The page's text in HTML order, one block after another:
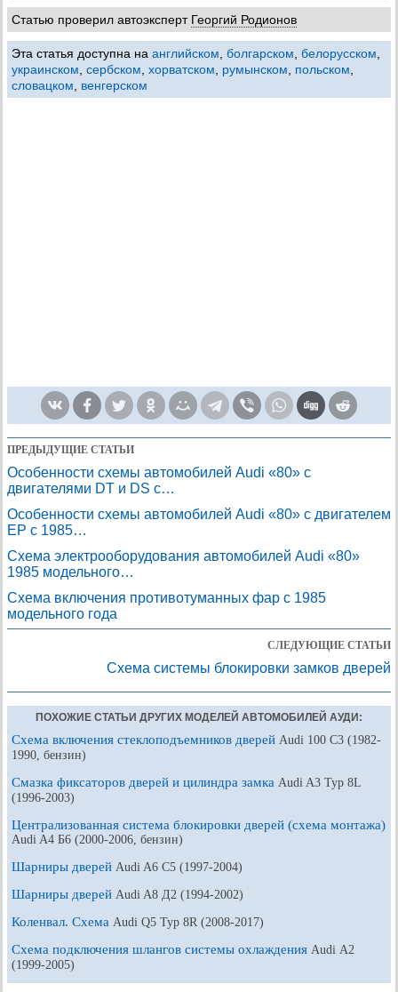
Статью проверил автоэксперт Георгий Родионов
Эта статья доступна на английском болгарском белорусском
украинском сербском хорватском румынском польском
словацком
венгерском
ПРЕДЫДУЩИЕ СТАТЬИ
Особенности схемы автомобилей Audi «80» с
двигателями DT и DS с…
Особенности схемы автомобилей Audi «80» с двигателем
ЕР с 1985…
Схема электрооборудования автомобилей Audi «80»
1985 модельного…
Схема включения противотуманных фар с 1985
модельного года
СЛЕДУЮЩИЕ СТАТЬИ
Схема системы блокировки замков дверей
ПОХОЖИЕ СТАТЬИ ДРУГИХ МОДЕЛЕЙ АВТОМОБИЛЕЙ АУДИ:
Схема включения стеклоподъемников дверей Audi 100 С3 (1982-
1990, бензин)
Смазка фиксаторов дверей и цилиндра замка Audi A3 Typ 8L
(1996-2003)
Централизованная система блокировки дверей (схема монтажа)
Audi A4 Б6 (2000-2006, бензин)
Шарниры дверей Audi A6 С5 (1997-2004)
Шарниры дверей Audi A8 Д2 (1994-2002)
Коленвал. Схема Audi Q5 Typ 8R (2008-2017)
Схема подключения шлангов системы охлаждения Audi А2
(1999-2005)